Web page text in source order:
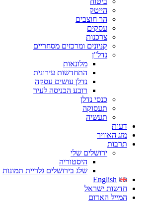
הייטק
הר חוצבים
עסקים
צרכנות
קניונים ומרכזים מסחריים
נדל"ן
מלונאות
התחדשות עירונית
נדלן עושים עסקה
רובע הכניסה לעיר
כנסי נדלן
תעסוקה
תעשיה
דעות
מזג האוויר
תרבות
ירושלים שלי
היסטוריה
שלג בירושלים גלריית תמונות
English
חדשות ישראל
המייל האדום